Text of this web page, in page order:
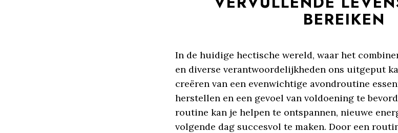
BEREIKEN
In de huidige hectische wereld, waar het
en diverse verantwoordelijkheden ons uitgeput
creëren van een evenwichtige avondroutine
herstellen en een gevoel van voldoening te
routine kan je helpen te ontspannen, nieuwe
volgende dag succesvol te maken. Door een